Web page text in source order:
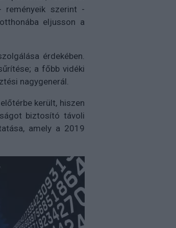
reményeik szerint -
eljusson a
érdekében.
a főbb vidéki
nagygenerál.
került, hiszen
biztosító távoli
amely a 2019